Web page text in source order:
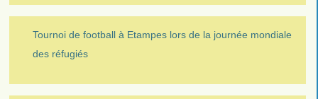
Tournoi de football à Etampes lors de la journée mondiale
des réfugiés